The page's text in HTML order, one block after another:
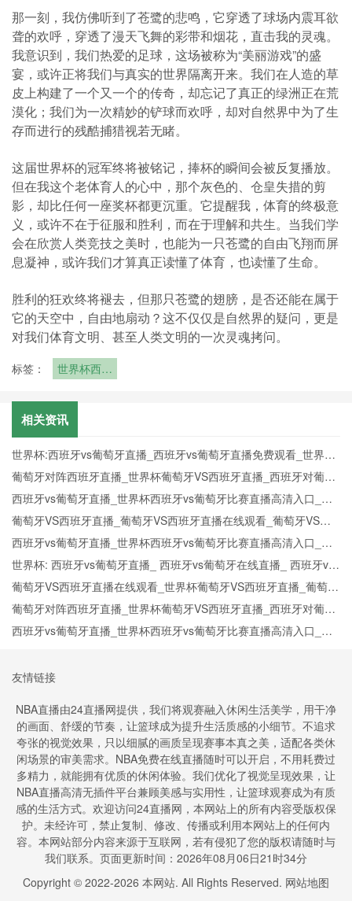
那一刻，我仿佛听到了苍鹭的悲鸣，它穿透了球场内震耳欲
聋的欢呼，穿透了漫天飞舞的彩带和烟花，直击我的灵魂。
我意识到，我们热爱的足球，这场被称为“美丽游戏”的盛
宴，或许正将我们与真实的世界隔离开来。我们在人造的草
皮上构建了一个又一个的传奇，却忘记了真正的绿洲正在荒
漠化；我们为一次精妙的铲球而欢呼，却对自然界中为了生
存而进行的残酷捕猎视若无睹。
这届世界杯的冠军终将被铭记，捧杯的瞬间会被反复播放。
但在我这个老体育人的心中，那个灰色的、仓皇失措的剪
影，却比任何一座奖杯都更沉重。它提醒我，体育的终极意
义，或许不在于征服和胜利，而在于理解和共生。当我们学
会在欣赏人类竞技之美时，也能为一只苍鹭的自由飞翔而屏
息凝神，或许我们才算真正读懂了体育，也读懂了生命。
胜利的狂欢终将褪去，但那只苍鹭的翅膀，是否还能在属于
它的天空中，自由地扇动？这不仅仅是自然界的疑问，更是
对我们体育文明、甚至人类文明的一次灵魂拷问。
标签：
世界杯西班
暴冲冠
相关资讯
世界杯:西班牙vs葡萄牙直播_西班牙vs葡萄牙直播免费观看_世界杯
今日西班牙vs葡萄牙直播在线观看高清视频直播
葡萄牙对阵西班牙直播_世界杯葡萄牙VS西班牙直播_西班牙对葡萄
牙比赛直播在线无插件观看
西班牙vs葡萄牙直播_世界杯西班牙vs葡萄牙比赛直播高清入口_西
班牙vs葡萄牙预测分析直播
葡萄牙VS西班牙直播_葡萄牙VS西班牙直播在线观看_葡萄牙VS西
班牙实时全场直播入口
西班牙vs葡萄牙直播_世界杯西班牙vs葡萄牙比赛直播高清入口_西
班牙vs葡萄牙预测分析直播
世界杯: 西班牙vs葡萄牙直播_ 西班牙vs葡萄牙在线直播_ 西班牙vs
葡萄牙CCTV5直播入口-24直播网
葡萄牙VS西班牙直播在线观看_世界杯葡萄牙VS西班牙直播_葡萄牙
VS西班牙比赛观看直达入口
葡萄牙对阵西班牙直播_世界杯葡萄牙VS西班牙直播_西班牙对葡萄
牙比赛直播在线无插件观看
西班牙vs葡萄牙直播_世界杯西班牙vs葡萄牙比赛直播高清入口_西
友情链接
NBA直播由24直播网提供，我们将观赛融入休闲生活美学，用干净
的画面、舒缓的节奏，让篮球成为提升生活质感的小细节。不追求
夸张的视觉效果，只以细腻的画质呈现赛事本真之美，适配各类休
闲场景的审美需求。NBA免费在线直播随时可以开启，不用耗费过
多精力，就能拥有优质的休闲体验。我们优化了视觉呈现效果，让
NBA直播高清无插件平台兼顾美感与实用性，让篮球观赛成为有质
感的生活方式。欢迎访问24直播网，本网站上的所有内容受版权保
护。未经许可，禁止复制、修改、传播或利用本网站上的任何内
容。本网站部分内容来源于互联网，若有侵犯了您的版权请随时与
我们联系。页面更新时间：2026年08月06日21时34分
Copyright © 2022-2026 本网站. All Rights Reserved. 网站地图